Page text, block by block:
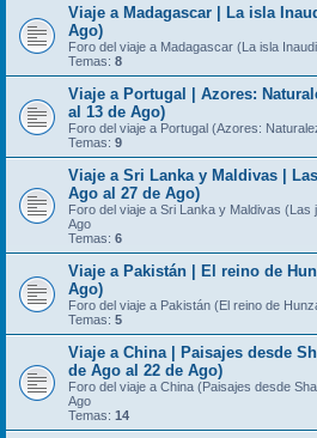
Viaje a Madagascar | La isla
Ago)
Foro del viaje a Madagascar (La isla
Temas: 8
Viaje a Portugal | Azores:
al 13 de Ago)
Foro del viaje a Portugal (Azores:
Temas: 9
Viaje a Sri Lanka y Maldivas |
Ago al 27 de Ago)
Foro del viaje a Sri Lanka y Maldivas
Ago
Temas: 6
Viaje a Pakistán | El reino de
Ago)
Foro del viaje a Pakistán (El reino de
Temas: 5
Viaje a China | Paisajes desde
de Ago al 22 de Ago)
Foro del viaje a China (Paisajes desde
Ago
Temas: 14